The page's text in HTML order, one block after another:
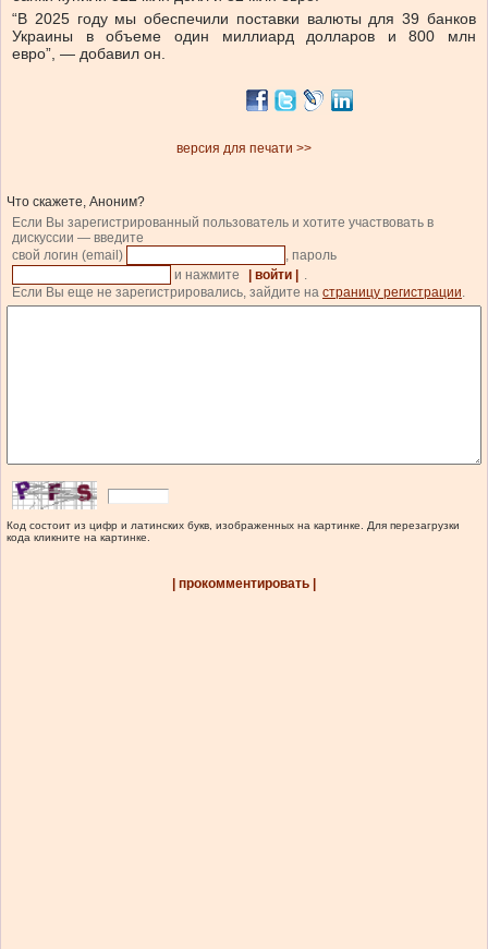
“В 2025 году мы обеспечили поставки валюты для 39 банков
Украины в объеме один миллиард долларов и 800 млн
евро”, — добавил он.
версия для печати >>
Что скажете, Аноним?
Если Вы зарегистрированный пользователь и хотите участвовать в
дискуссии — введите
свой логин (email)
, пароль
и нажмите
| войти |
.
Если Вы еще не зарегистрировались, зайдите на страницу регистрации.
Код состоит из цифр и латинских букв, изображенных на картинке. Для перезагрузки
кода кликните на картинке.
| прокомментировать |